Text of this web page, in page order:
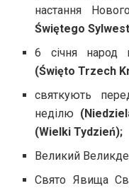
настання
Świętego
6 січня народ
(Święto Trzech
святкують
неділю
(Wielki Tydzień);
Великий
Свято Явища